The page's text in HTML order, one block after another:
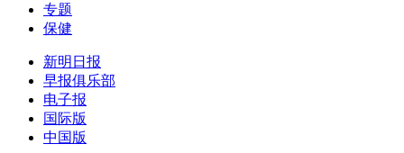
专题
保健
新明日报
早报俱乐部
电子报
国际版
中国版